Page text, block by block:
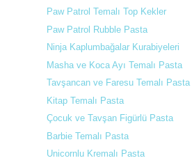
Paw Patrol Temalı Top Kekler
Paw Patrol Rubble Pasta
Ninja Kaplumbağalar Kurabiyeleri
Masha ve Koca Ayı Temalı Pasta
Tavşancan ve Faresu Temalı Pasta
Kitap Temalı Pasta
Çocuk ve Tavşan Figürlü Pasta
Barbie Temalı Pasta
Unicornlu Kremalı Pasta